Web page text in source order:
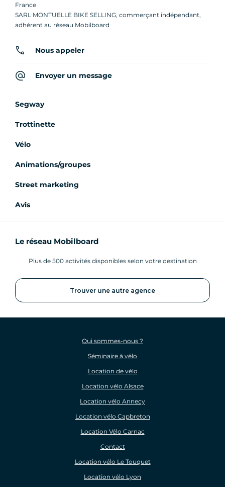
France
SARL MONTUELLE BIKE SELLING, commerçant indépendant,
adhérent au réseau Mobilboard
Nous appeler
Envoyer un message
Segway
Trottinette
Vélo
Animations/groupes
Street marketing
Avis
Le réseau Mobilboard
Plus de 500 activités disponibles selon votre destination
Trouver une autre agence
Qui sommes-nous ?
Séminaire à vélo
Location de vélo
Location vélo Alsace
Location vélo Annecy
Location vélo Capbreton
Location Vélo Carnac
Contact
Location vélo Le Touquet
Location vélo Lyon